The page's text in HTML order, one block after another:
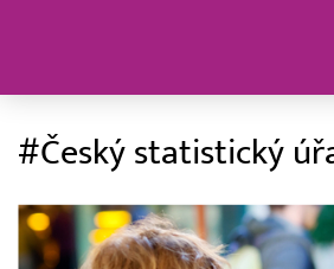
#Český statistický